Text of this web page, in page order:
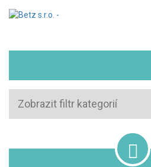
Zobrazit filtr kategorií